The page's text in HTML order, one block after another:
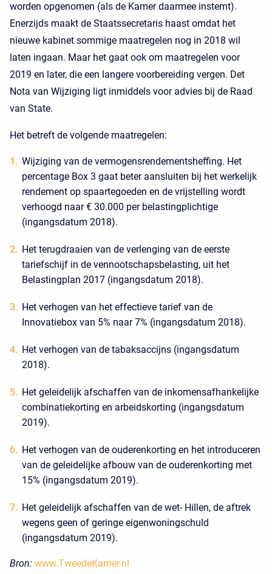
worden opgenomen (als de Kamer daarmee instemt).
Enerzijds maakt de Staatssecretaris haast omdat het
nieuwe kabinet sommige maatregelen nog in 2018 wil
laten ingaan. Maar het gaat ook om maatregelen voor
2019 en later, die een langere voorbereiding vergen. Det
Nota van Wijziging ligt inmiddels voor advies bij de Raad
van State.
Het betreft de volgende maatregelen:
Wijziging van de vermogensrendementsheffing. Het
percentage Box 3 gaat beter aansluiten bij het werkelijk
rendement op spaartegoeden en de vrijstelling wordt
verhoogd naar € 30.000 per belastingplichtige
(ingangsdatum 2018).
Het terugdraaien van de verlenging van de eerste
tariefschijf in de vennootschapsbelasting, uit het
Belastingplan 2017 (ingangsdatum 2018).
Het verhogen van het effectieve tarief van de
Innovatiebox van 5% naar 7% (ingangsdatum 2018).
Het verhogen van de tabaksaccijns (ingangsdatum
2018).
Het geleidelijk afschaffen van de inkomensafhankelijke
combinatiekorting en arbeidskorting (ingangsdatum
2019).
Het verhogen van de ouderenkorting en het introduceren
van de geleidelijke afbouw van de ouderenkorting met
15% (ingangsdatum 2019).
Het geleidelijk afschaffen van de wet- Hillen, de aftrek
wegens geen of geringe eigenwoningschuld
(ingangsdatum 2019).
Bron: www.TweedeKamer.nl